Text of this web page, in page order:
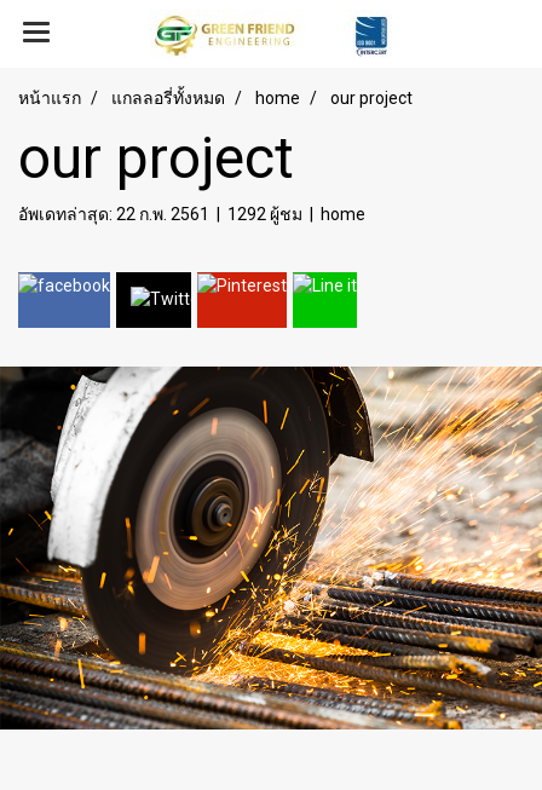
หน้าแรก แกลลอรี่ทั้งหมด home our project
our project
อัพเดทล่าสุด: 22 ก.พ. 2561 1292 ผู้ชม home